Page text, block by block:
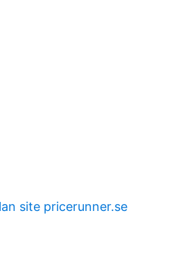
site pricerunner.se